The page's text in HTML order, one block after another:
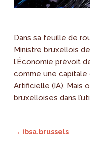
Dans sa feuille de
Ministre bruxellois
l’Économie prévoit
comme une capitale
Artificielle (IA). Mais
bruxelloises dans
→ ibsa.brussels